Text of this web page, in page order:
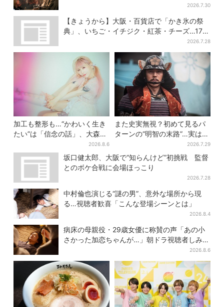
2026.7.30
【きょうから】大阪・百貨店で「かき氷の祭
典」、いちご・イチジク・紅茶・チーズ…17店
2026.7.28
加工も整形も…“かわいく生き
たい”は「信念の話」、大森靖
2026.8.6
また史実無視？初めて見るパ
ターンの“明智の末路”…実は、
ありえなくもない！？【豊臣
兄弟】
2026.7.29
坂口健太郎、大阪で“知らんけど”初挑戦 監督
とのボケ合戦に会場ほっこり
2026.7.28
中村倫也演じる“謎の男”、意外な場所から現
る…視聴者歓喜「こんな登場シーンとは」
2026.8.4
病床の母親役・29歳女優に称賛の声「あの小
さかった加恋ちゃんが…」朝ドラ視聴者しみじ
2026.8.6